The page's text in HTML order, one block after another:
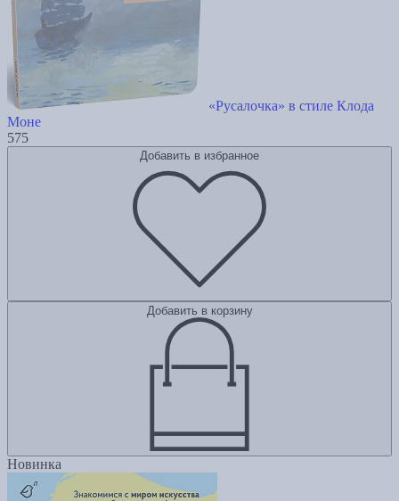
«Русалочка» в стиле Клода
Моне
575
Добавить в избранное
Добавить в корзину
Новинка